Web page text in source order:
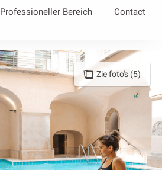
Professioneller Bereich Contact
Zie foto's (5)